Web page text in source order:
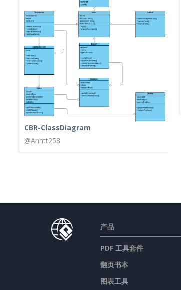
CBR-ClassDiagram
@Anhtt258
产品
PDF 工具套件
翻页书本
图表工具